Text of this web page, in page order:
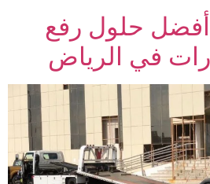
حلول رفع
في الرياض